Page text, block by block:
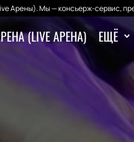
Арены). Мы — консьерж-сервис,
(LIVE АРЕНА) ЕЩЁ